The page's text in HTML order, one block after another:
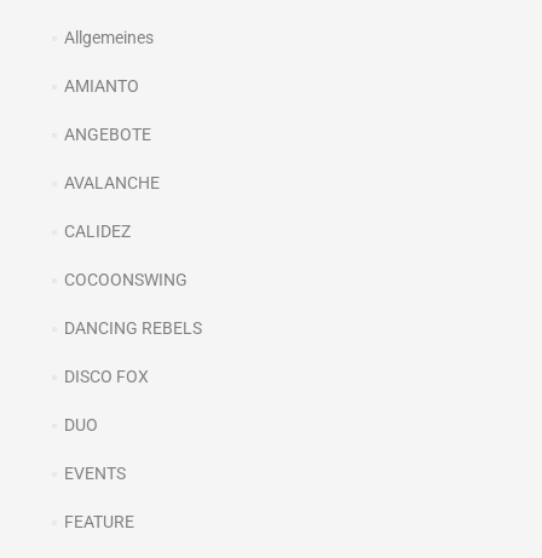
Allgemeines
AMIANTO
ANGEBOTE
AVALANCHE
CALIDEZ
COCOONSWING
DANCING REBELS
DISCO FOX
DUO
EVENTS
FEATURE